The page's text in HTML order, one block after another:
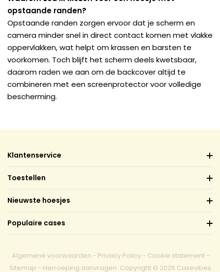
opstaande randen?
Opstaande randen zorgen ervoor dat je scherm en
camera minder snel in direct contact komen met vlakke
oppervlakken, wat helpt om krassen en barsten te
voorkomen. Toch blijft het scherm deels kwetsbaar,
daarom raden we aan om de backcover altijd te
combineren met een screenprotector voor volledige
bescherming.
Klantenservice
Toestellen
Nieuwste hoesjes
Populaire cases
Algemene voorwaarden - Privacy Policy - Cookie statement -
Sitemap - Herroeping aanvragen Copyright © 2026 Casevibes